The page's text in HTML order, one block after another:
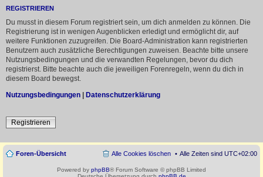
REGISTRIEREN
Du musst in diesem Forum registriert sein, um dich anmelden zu können. Die
Registrierung ist in wenigen Augenblicken erledigt und ermöglicht dir, auf
weitere Funktionen zuzugreifen. Die Board-Administration kann registrierten
Benutzern auch zusätzliche Berechtigungen zuweisen. Beachte bitte unsere
Nutzungsbedingungen und die verwandten Regelungen, bevor du dich
registrierst. Bitte beachte auch die jeweiligen Forenregeln, wenn du dich in
diesem Board bewegst.
Nutzungsbedingungen | Datenschutzerklärung
Registrieren
Foren-Übersicht Alle Zeiten sind UTC+02:00
Alle Cookies löschen
Powered by phpBB® Forum Software © phpBB Limited